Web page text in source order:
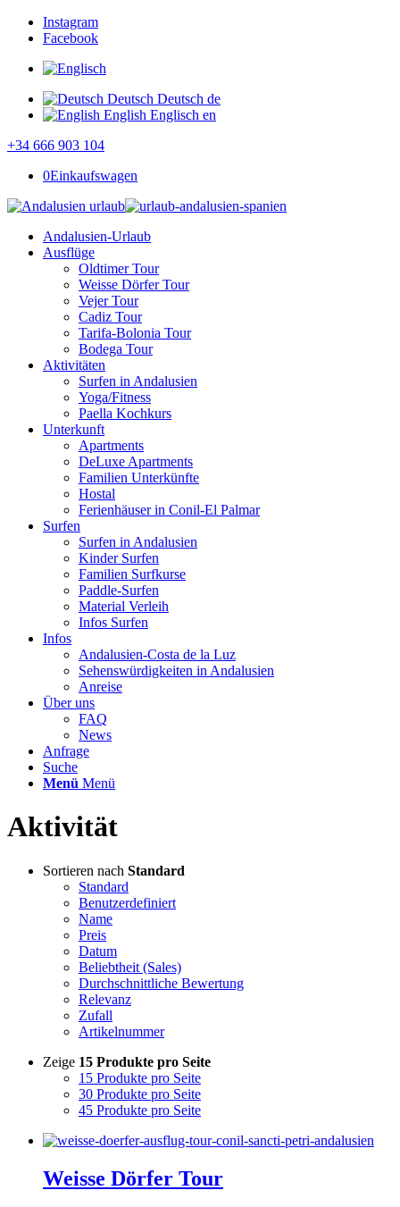
Instagram
Facebook
Deutsch Deutsch de
English Englisch en
+34 666 903 104
0Einkaufswagen
Andalusien-Urlaub
Ausflüge
Oldtimer Tour
Weisse Dörfer Tour
Vejer Tour
Cadiz Tour
Tarifa-Bolonia Tour
Bodega Tour
Aktivitäten
Surfen in Andalusien
Yoga/Fitness
Paella Kochkurs
Unterkunft
Apartments
DeLuxe Apartments
Familien Unterkünfte
Hostal
Ferienhäuser in Conil-El Palmar
Surfen
Surfen in Andalusien
Kinder Surfen
Familien Surfkurse
Paddle-Surfen
Material Verleih
Infos Surfen
Infos
Andalusien-Costa de la Luz
Sehenswürdigkeiten in Andalusien
Anreise
Über uns
FAQ
News
Anfrage
Suche
Menü Menü
Aktivität
Sortieren nach Standard
Standard
Benutzerdefiniert
Name
Preis
Datum
Beliebtheit (Sales)
Durchschnittliche Bewertung
Relevanz
Zufall
Artikelnummer
Zeige 15 Produkte pro Seite
15 Produkte pro Seite
30 Produkte pro Seite
45 Produkte pro Seite
Weisse Dörfer Tour